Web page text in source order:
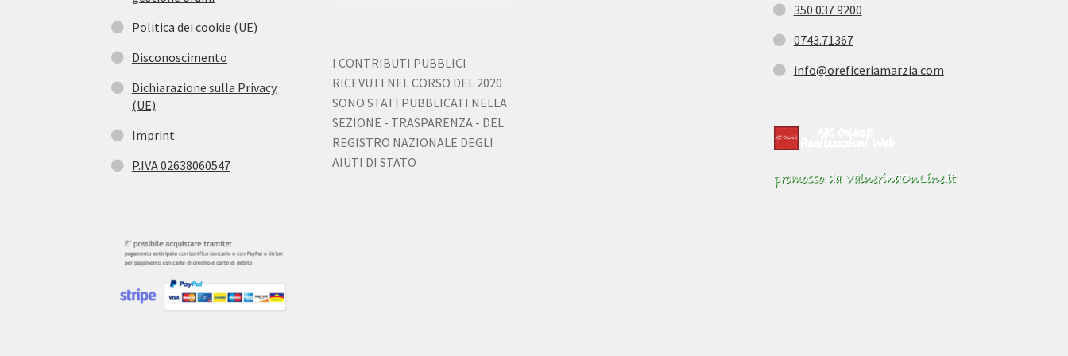
Politica dei cookie (UE)
Disconoscimento
Dichiarazione sulla Privacy
(UE)
Imprint
P.IVA 02638060547
I CONTRIBUTI PUBBLICI
RICEVUTI NEL CORSO DEL 2020
SONO STATI PUBBLICATI NELLA
SEZIONE - TRASPARENZA - DEL
REGISTRO NAZIONALE DEGLI
AIUTI DI STATO
350 037 9200
0743.71367
info@oreficeriamarzia.com